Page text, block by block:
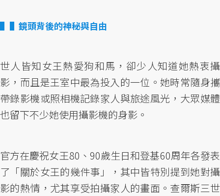
▌鏡頭背後的神秘與自由
世人皆知女王熱愛狗和馬，卻少人知道她熱衷攝
影，而且是王室中最為投入的一位。她時常隨身攜
帶錄影機或照相機記錄家人與旅途風光，大眾媒體
也留下不少她使用攝影機的身影。
官方在慶祝女王80、90歲生日和登基60周年各發表
了「關於女王的幾件事」，其中皆特別提到她對攝
影的熱情，尤其享受拍攝家人的畫面。查爾斯三世